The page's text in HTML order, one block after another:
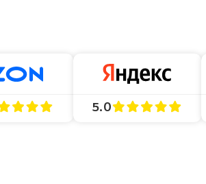
5.0